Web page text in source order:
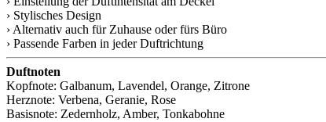
› Stylisches Design
› Alternativ auch für Zuhause oder fürs Büro
› Passende Farben in jeder Duftrichtung
Duftnoten
Kopfnote: Galbanum, Lavendel, Orange, Zitrone
Herznote: Verbena, Geranie, Rose
Basisnote: Zedernholz, Amber, Tonkabohne